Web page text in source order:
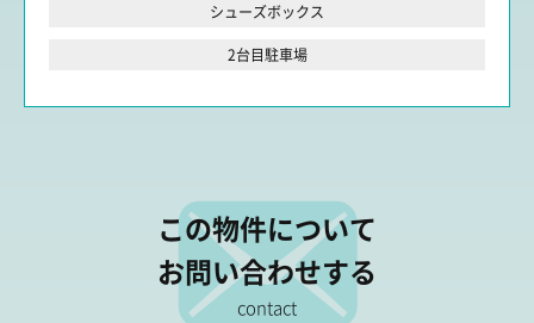
シューズボックス
2台目駐車場
この物件について
お問い合わせする
contact